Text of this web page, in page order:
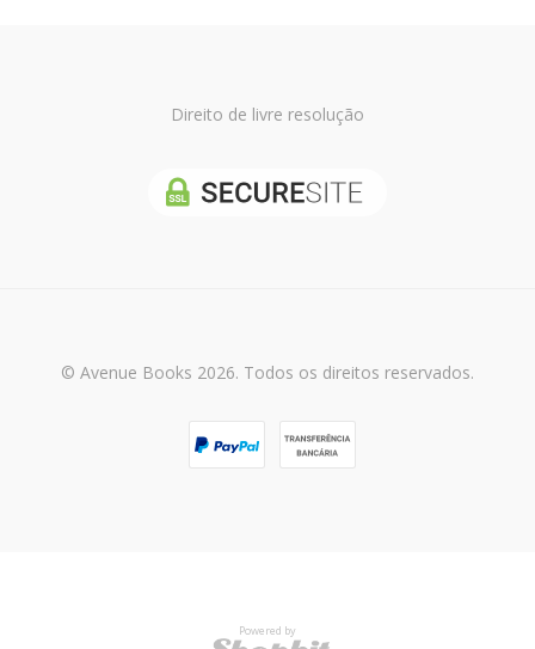
Direito de livre resolução
© Avenue Books 2026. Todos os direitos reservados.
Powered by